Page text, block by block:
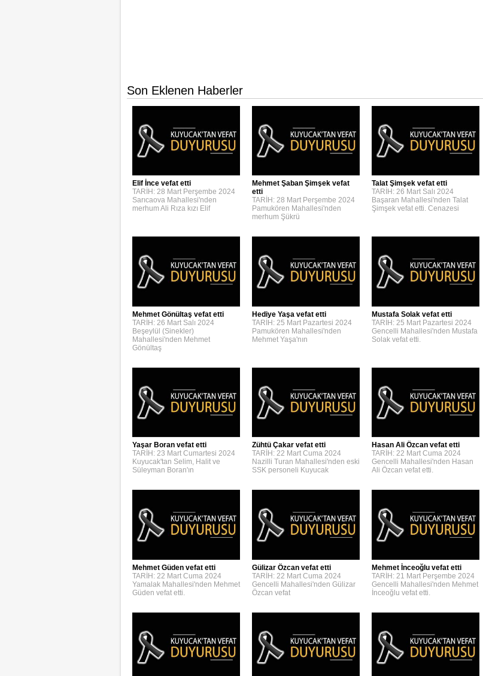
Son Eklenen Haberler
Elif İnce vefat etti
TARİH: 28 Mart Perşembe 2024
Sarıcaova Mahallesi'nden
merhum Ali Rıza kızı Elif
Mehmet Şaban Şimşek vefat
etti
TARİH: 28 Mart Perşembe 2024
Pamukören Mahallesi'nden
merhum Şükrü
Talat Şimşek vefat etti
TARİH: 26 Mart Salı 2024
Başaran Mahallesi'nden Talat
Şimşek vefat etti. Cenazesi
Mehmet Gönültaş vefat etti
TARİH: 26 Mart Salı 2024
Beşeylül (Sinekler)
Mahallesi'nden Mehmet
Gönültaş
Hediye Yaşa vefat etti
TARİH: 25 Mart Pazartesi 2024
Pamukören Mahallesi'nden
Mehmet Yaşa'nın
Mustafa Solak vefat etti
TARİH: 25 Mart Pazartesi 2024
Gencelli Mahallesi'nden Mustafa
Solak vefat etti.
Yaşar Boran vefat etti
TARİH: 23 Mart Cumartesi 2024
Kuyucak'tan Selim, Halit ve
Süleyman Boran'ın
Zühtü Çakar vefat etti
TARİH: 22 Mart Cuma 2024
Nazilli Turan Mahallesi'nden eski
SSK personeli Kuyucak
Hasan Ali Özcan vefat etti
TARİH: 22 Mart Cuma 2024
Gencelli Mahallesi'nden Hasan
Ali Özcan vefat etti.
Mehmet Güden vefat etti
TARİH: 22 Mart Cuma 2024
Yamalak Mahallesi'nden Mehmet
Güden vefat etti.
Gülizar Özcan vefat etti
TARİH: 22 Mart Cuma 2024
Gencelli Mahallesi'nden Gülizar
Özcan vefat
Mehmet İnceoğlu vefat etti
TARİH: 21 Mart Perşembe 2024
Gencelli Mahallesi'nden Mehmet
İnceoğlu vefat etti.